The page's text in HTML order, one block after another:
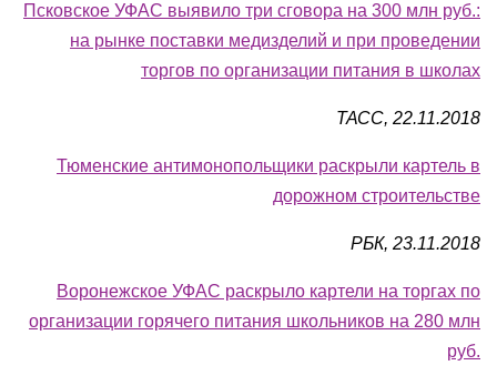
Псковское УФАС выявило три сговора на 300 млн руб.:
на рынке поставки медизделий и при проведении
торгов по организации питания в школах
ТАСС, 22.11.2018
Тюменские антимонопольщики раскрыли картель в
дорожном строительстве
РБК, 23.11.2018
Воронежское УФАС раскрыло картели на торгах по
организации горячего питания школьников на 280 млн
руб.